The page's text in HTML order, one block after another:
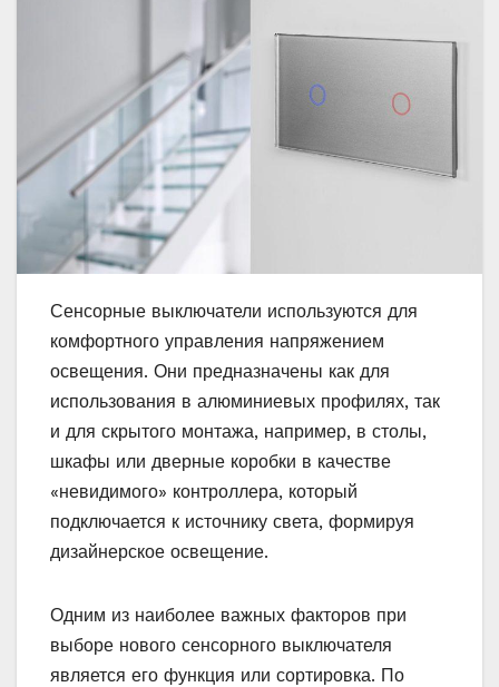
Сенсорные выключатели используются для
комфортного управления напряжением
освещения. Они предназначены как для
использования в алюминиевых профилях, так
и для скрытого монтажа, например, в столы,
шкафы или дверные коробки в качестве
«невидимого» контроллера, который
подключается к источнику света, формируя
дизайнерское освещение.
Одним из наиболее важных факторов при
выборе нового сенсорного выключателя
является его функция или сортировка. По